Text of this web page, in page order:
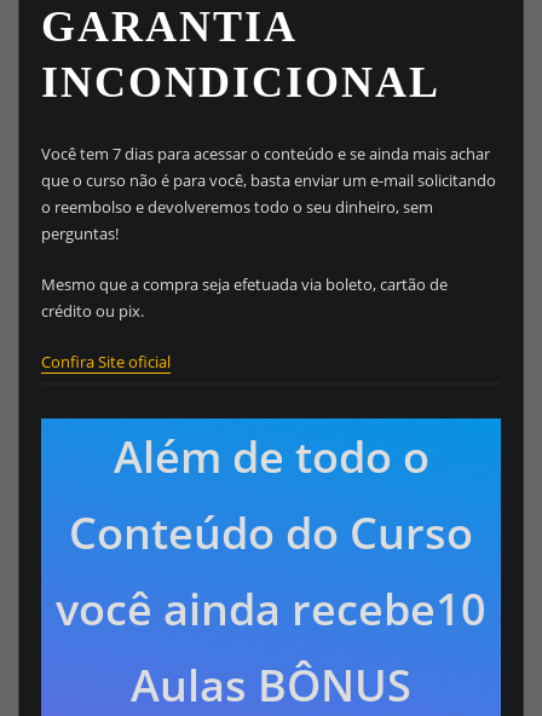
GARANTIA
INCONDICIONAL
Você tem 7 dias para acessar o conteúdo e se ainda mais achar
que o curso não é para você, basta enviar um e-mail solicitando
o reembolso e devolveremos todo o seu dinheiro, sem
perguntas!
Mesmo que a compra seja efetuada via boleto, cartão de
crédito ou pix.
Confira Site oficial
Além de todo o
Conteúdo do Curso
você ainda recebe10
Aulas BÔNUS